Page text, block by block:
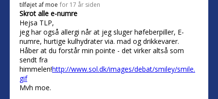
tilføjet af moe for 17 år siden
Skrot alle e-numre
Hejsa TLP,
jeg har også allergi når at jeg sluger høfeberpiller, E-
numre, hurtige kulhydrater via. mad og drikkevarer.
Håber at du forstår min pointe - det virker altså som
sendt fra
himmelen!http://www.sol.dk/images/debat/smiley/smile.
gif
Mvh moe.